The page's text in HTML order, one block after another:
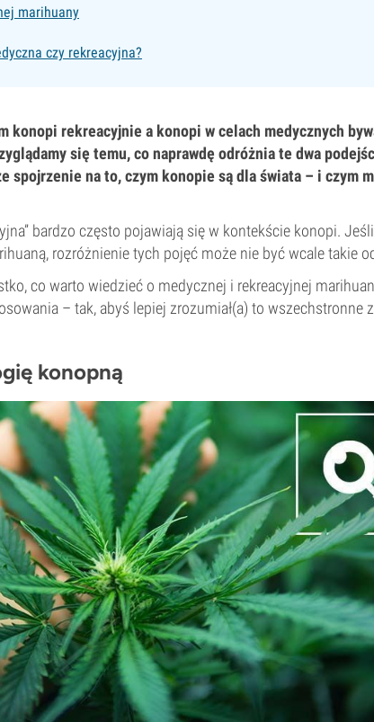
marihuany
czy rekreacyjna?
konopi rekreacyjnie a konopi w celach medycznych
się temu, co naprawdę odróżnia te dwa
spojrzenie na to, czym konopie są dla świata – i czym
bardzo często pojawiają się w kontekście konopi.
rozróżnienie tych pojęć może nie być wcale takie
co warto wiedzieć o medycznej i rekreacyjnej
– tak, abyś lepiej zrozumiał(a) to wszechstronne
konopną